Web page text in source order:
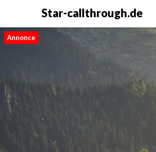
Star-callthrough.de
Annonce